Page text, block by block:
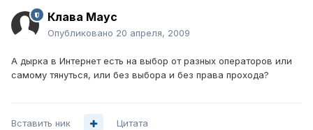
Клава Маус
Опубликовано 20 апреля, 2009
А дырка в Интернет есть на выбор от разных операторов или
самому тянуться, или без выбора и без права прохода?
Вставить ник Цитата